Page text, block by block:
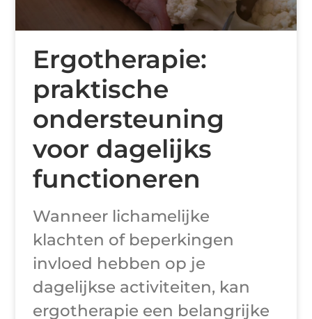
Ergotherapie:
praktische
ondersteuning
voor dagelijks
functioneren
Wanneer lichamelijke
klachten of beperkingen
invloed hebben op je
dagelijkse activiteiten, kan
ergotherapie een belangrijke